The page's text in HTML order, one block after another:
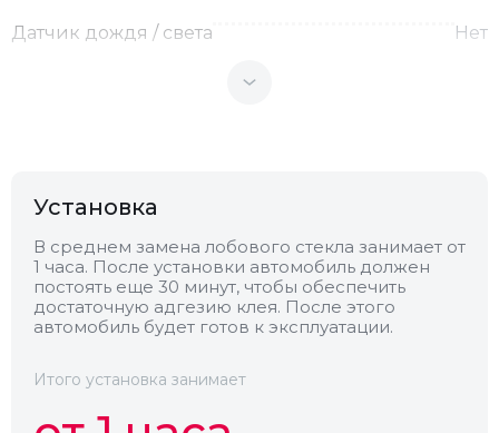
Датчик дождя / света Нет
Обогрев
Установка
В среднем замена лобового стекла занимает от
1 часа. После установки автомобиль должен
постоять еще 30 минут, чтобы обеспечить
достаточную адгезию клея. После этого
автомобиль будет готов к эксплуатации.
Итого установка занимает